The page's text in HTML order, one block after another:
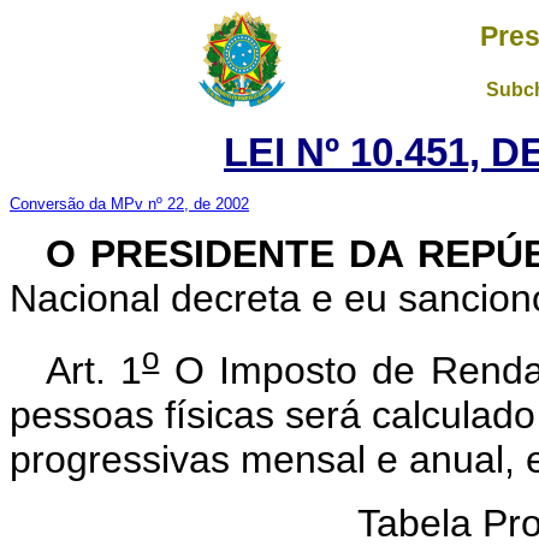
LEI Nº 10.451,
Conversão da MPv nº 22, de 2002
O PRESIDENTE DA
Nacional decreta e eu
Art. 1o O Imposto de
pessoas físicas será
progressivas mensal e anual,
Tabela